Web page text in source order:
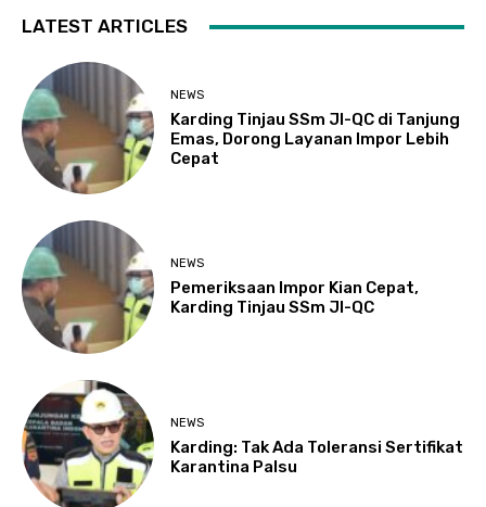
LATEST ARTICLES
NEWS
Karding Tinjau SSm JI-QC di Tanjung
Emas, Dorong Layanan Impor Lebih
Cepat
NEWS
Pemeriksaan Impor Kian Cepat,
Karding Tinjau SSm JI-QC
NEWS
Karding: Tak Ada Toleransi Sertifikat
Karantina Palsu